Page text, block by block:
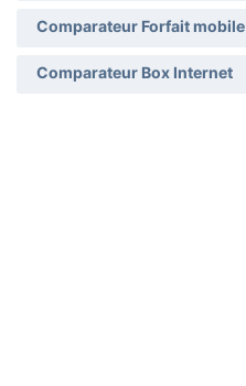
Comparateur Forfait mobile
Comparateur Box Internet